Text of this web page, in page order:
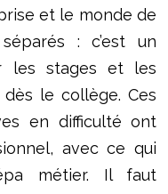
et le monde de
: c’est un
les stages et les
le collège. Ces
en difficulté ont
avec ce qui
métier. Il faut